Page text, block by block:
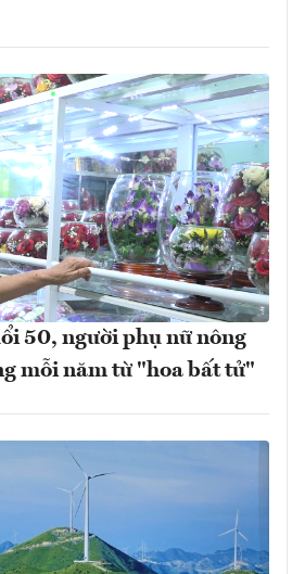
50, người phụ nữ nông
mỗi năm từ "hoa bất tử"